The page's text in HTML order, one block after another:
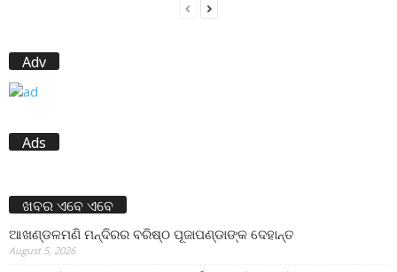
Adv
Ads
ଖବର ଏବେ ଏବେ
ଆଖଣ୍ଡଳମଣି ମନ୍ଦିରର ବରିଷ୍ଠ ପୂଜାପଣ୍ଡାଙ୍କ ଦେହାନ୍ତ
August 5, 2026